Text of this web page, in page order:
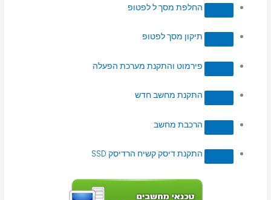
החלפת מסך ל לפטופ
תיקון מסך לפטופ
פירמוט והתקנת מערכת הפעלה
התקנת מחשב חדש
הרכבת מחשב
התקנת דיסק קשיח הרדיסק SSD